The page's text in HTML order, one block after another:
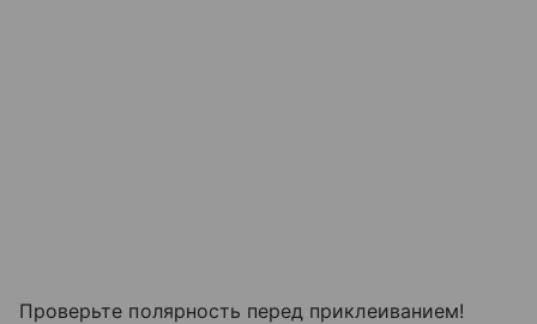
Проверьте полярность перед приклеиванием!